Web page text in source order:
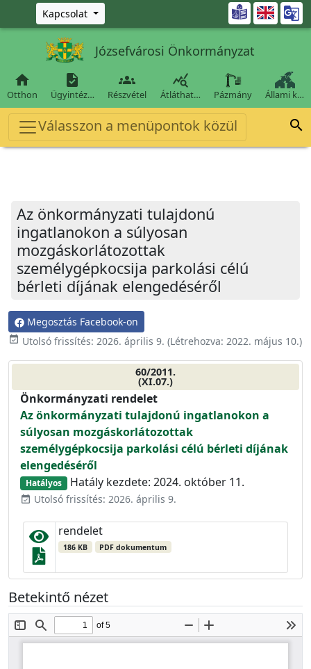
Ugrás a fő tartalomra
Kapcsolat 
Józsefvárosi Önkormányzat

Otthon

Ügyintéz…

Részvétel

Átláthat… Pázmány Állami k…
Válasszon a menüpontok közül 
Az önkormányzati tulajdonú
ingatlanokon a súlyosan
mozgáskorlátozottak
személygépkocsija parkolási célú
bérleti díjának elengedéséről
Megosztás Facebook-on
event_available Utolsó frissítés: 2026. április 9. (Létrehozva: 2022. május 10.)
60/2011.
(XI.07.)
Önkormányzati rendelet
Az önkormányzati tulajdonú ingatlanokon a
súlyosan mozgáskorlátozottak
személygépkocsija parkolási célú bérleti díjának
elengedéséről
Hatályos Hatály kezdete: 2024. október 11.
event_available Utolsó frissítés: 2026. április 9.
rendelet
186 KB PDF dokumentum
Betekintő nézet